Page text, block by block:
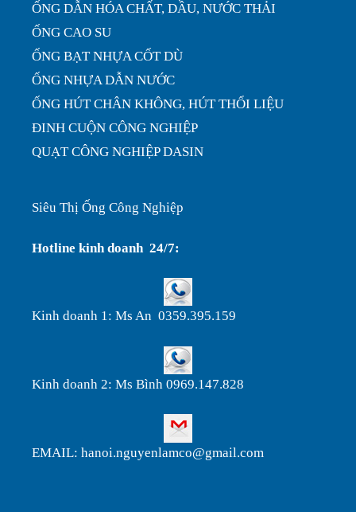
ỐNG DẪN HÓA CHẤT, DẦU, NƯỚC THẢI
ỐNG CAO SU
ỐNG BẠT NHỰA CỐT DÙ
ỐNG NHỰA DẪN NƯỚC
ỐNG HÚT CHÂN KHÔNG, HÚT THỔI LIỆU
ĐINH CUỘN CÔNG NGHIỆP
QUẠT CÔNG NGHIỆP DASIN
Siêu Thị Ống Công Nghiệp
Hotline kinh doanh 24/7:
Kinh doanh 1: Ms An 0359.395.159
Kinh doanh 2: Ms Bình 0969.147.828
EMAIL: hanoi.nguyenlamco@gmail.com